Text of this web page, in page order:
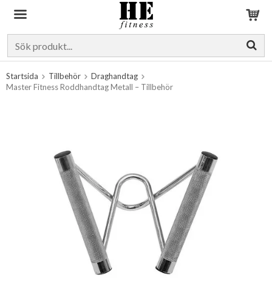
Startsida Tillbehör
Draghandtag
Master Fitness Roddhandtag Metall – Tillbehör